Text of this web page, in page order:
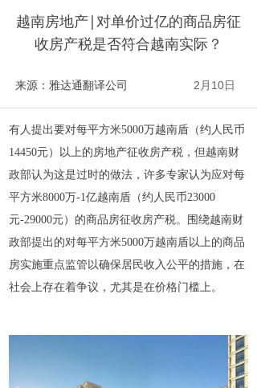
2月10日
越南房地产|对单价过亿的商品房征
收​房产税是否符合越南实际？
有人提出要对每平方米5000万越南盾（约人民币
14450元）以上的房地产征收房产税，但越南财
政部认为这是过时的做法，许多专家认为应对每
平方米8000万-1亿越南盾（约人民币23000
元-29000元）的商品房征收房产税。围绕越南财
政部提出的对每平方米5000万越南盾以上的商品
房实施重点监管以确保居民收入公平的措施，在
社会上存在着争议，尤其是在价格门槛上。
来源：雅达通翻译公司